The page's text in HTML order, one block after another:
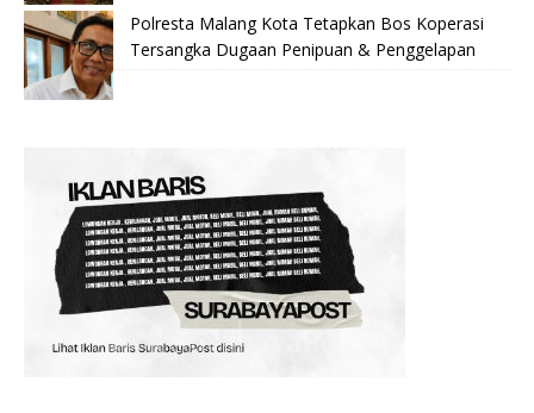
Polresta Malang Kota Tetapkan Bos Koperasi
Tersangka Dugaan Penipuan & Penggelapan